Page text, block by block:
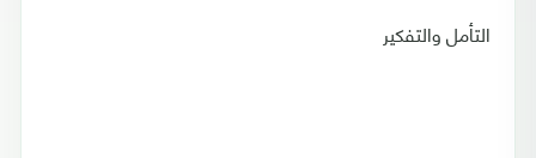
التأمل والتفكير